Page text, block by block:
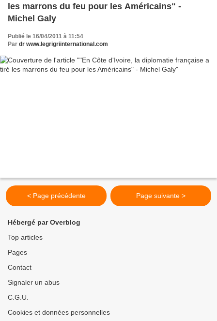
les marrons du feu pour les Américains" -
Michel Galy
Publié le 16/04/2011 à 11:54
Par dr www.legrigriinternational.com
< Page précédente Page suivante >
Hébergé par Overblog
Top articles
Pages
Contact
Signaler un abus
C.G.U.
Cookies et données personnelles